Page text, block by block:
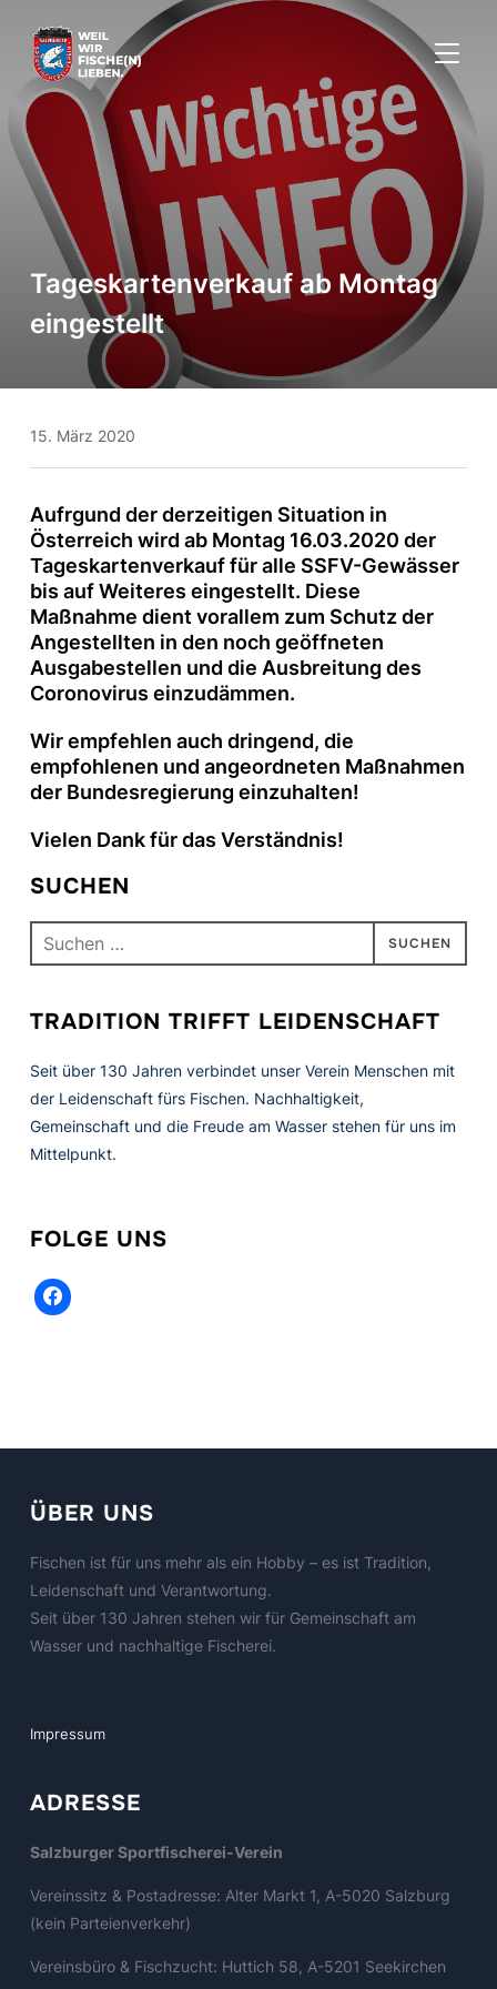
Tageskartenverkauf ab Montag
eingestellt
15. März 2020
Aufrgund der derzeitigen Situation in
Österreich wird ab Montag 16.03.2020 der
Tageskartenverkauf für alle SSFV-Gewässer
bis auf Weiteres eingestellt. Diese
Maßnahme dient vorallem zum Schutz der
Angestellten in den noch geöffneten
Ausgabestellen und die Ausbreitung des
Coronovirus einzudämmen.
Wir empfehlen auch dringend, die
empfohlenen und angeordneten Maßnahmen
der Bundesregierung einzuhalten!
Vielen Dank für das Verständnis!
SUCHEN
Suchen
nach:
TRADITION TRIFFT LEIDENSCHAFT
Seit über 130 Jahren verbindet unser Verein Menschen mit
der Leidenschaft fürs Fischen. Nachhaltigkeit,
Gemeinschaft und die Freude am Wasser stehen für uns im
Mittelpunkt.
FOLGE UNS
facebook
ÜBER UNS
Fischen ist für uns mehr als ein Hobby – es ist Tradition,
Leidenschaft und Verantwortung.
Seit über 130 Jahren stehen wir für Gemeinschaft am
Wasser und nachhaltige Fischerei.
Impressum
ADRESSE
Salzburger Sportfischerei-Verein
Vereinssitz & Postadresse: Alter Markt 1, A-5020 Salzburg
(kein Parteienverkehr)
Vereinsbüro & Fischzucht: Huttich 58, A-5201 Seekirchen